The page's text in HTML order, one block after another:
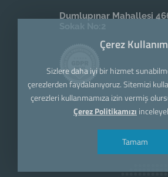
Dumlupınar Mahallesi
Çerez
Sizlere daha iyi bir hizmet
çerezlerden faydalanıyoruz. Sitemizi
çerezleri kullanmamıza izin vermiş
Çerez Politikamızı
Tamam